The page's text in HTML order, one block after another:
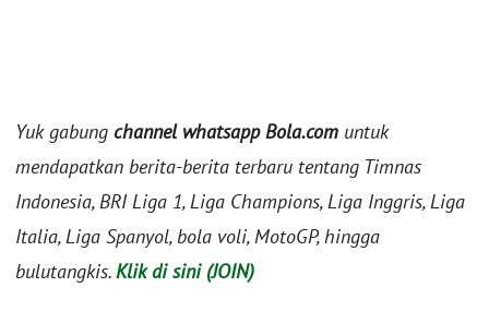
Yuk gabung channel whatsapp Bola.com untuk
mendapatkan berita-berita terbaru tentang Timnas
Indonesia, BRI Liga 1, Liga Champions, Liga Inggris, Liga
Italia, Liga Spanyol, bola voli, MotoGP, hingga
bulutangkis.Klik di sini (JOIN)